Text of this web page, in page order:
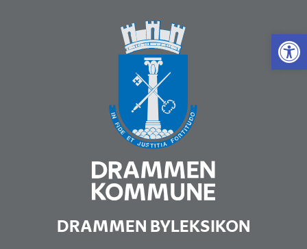
Vis
DRAMMEN BYLEKSIKON